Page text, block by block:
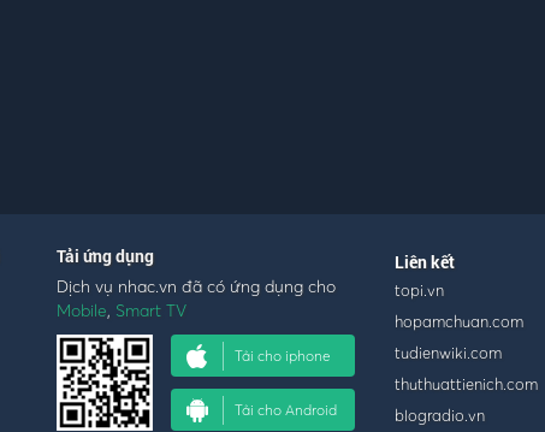
Tải ứng dụng
Dịch vụ nhac.vn đã có ứng dụng cho
Mobile, Smart TV
Tải cho iphone
Tải cho Android
Liên kết
topi.vn
hopamchuan.com
tudienwiki.com
thuthuattienich.com
blogradio.vn